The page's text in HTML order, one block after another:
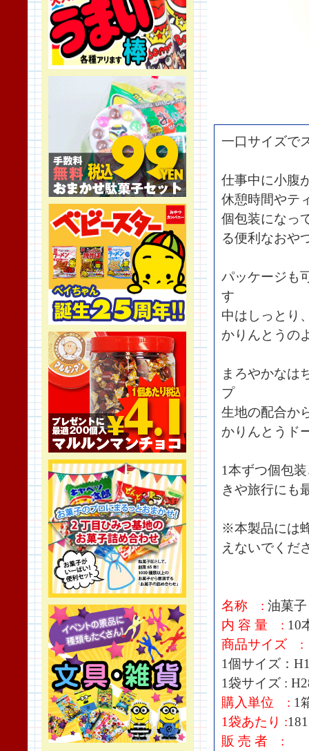
一口サイズで
仕事中に小腹
休憩時間やテ
個包装になっ
る便利なおや
パッケージも
す
中はしっとり
かりんとうの
まろやかなは
プ
生地の配合か
かりんとうド
1本ずつ個包
きや旅行にも
※本製品には
えないでくだ
名称 : 油菓子
内 容 量 : 10
商品サイズ :
1個サイズ：
1袋サイズ :
購入単位 : 1
1袋あたり :
販 売 者 :